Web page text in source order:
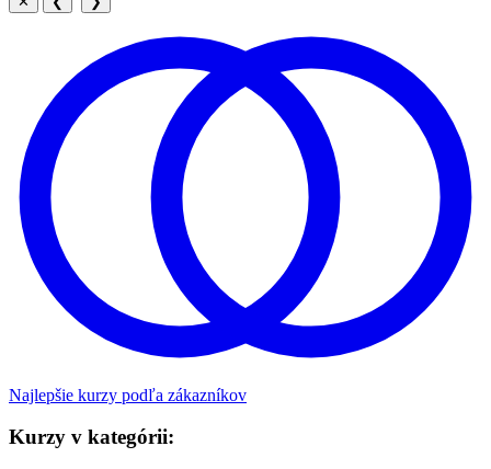
Najlepšie kurzy podľa zákazníkov
Kurzy v kategórii: